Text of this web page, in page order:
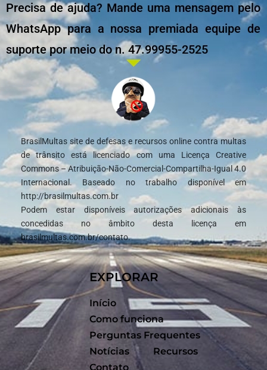
Precisa de ajuda? Mande uma mensagem pelo
WhatsApp para a nossa premiada equipe de
suporte por meio do n. 47.99955-2525
BrasilMultas site de defesas e recursos online contra multas
de trânsito está licenciado com uma Licença Creative
Commons – Atribuição-Não-Comercial-Compartilha-Igual 4.0
Internacional. Baseado no trabalho disponível em
http://brasilmultas.com.br
Podem estar disponíveis autorizações adicionais às
concedidas no âmbito desta licença em
brasilmultas.com.br/contato.
EXPLORAR
Início
Como funciona
Perguntas Frequentes
Notícias
Recursos
Contato